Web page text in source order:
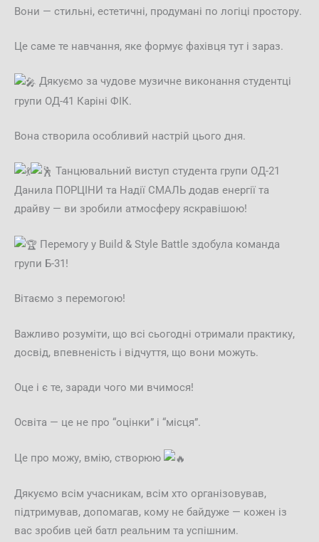
Вони — стильні, естетичні, продумані по логіці простору.
Це саме те навчання, яке формує фахівця тут і зараз.
Дякуємо за чудове музичне виконання студентці
групи ОД-41 Каріні ФІК.
Вона створила особливий настрій цього дня.
Танцювальний виступ студента групи ОД-21
Данила ПОРЦІНИ та Надії СМАЛЬ додав енергії та
драйву — ви зробили атмосферу яскравішою!
Перемогу у Build & Style Battle здобула команда
групи Б-31!
Вітаємо з перемогою!
Важливо розуміти, що всі сьогодні отримали практику,
досвід, впевненість і відчуття, що вони можуть.
Оце і є те, заради чого ми вчимося!
Освіта — це не про “оцінки” і “місця”.
Це про можу, вмію, створюю
Дякуємо всім учасникам, всім хто організовував,
підтримував, допомагав, кому не байдуже — кожен із
вас зробив цей батл реальним та успішним.